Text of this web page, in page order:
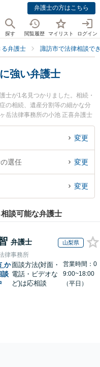
弁護士の方はこちら
探す 閲覧履歴 マイリスト ログイン
弁護士 諏訪市で法律相談で
強い弁護士
士が1名見つかりました。相続・
の相続、遺産分割等の細かな分
岳法律事務所の小池 正喜弁護士
注目されています。『諏訪市で
ブルを今すぐに弁護士に相談し
におすすめです。
変更
選任 変更
変更
談可能な弁護士
弁護士 山梨県
律事務所
か
談
面談方法(対面・
電話・ビデオな
ど)は応相談
営業時間：0
9:00~18:00
（平日）